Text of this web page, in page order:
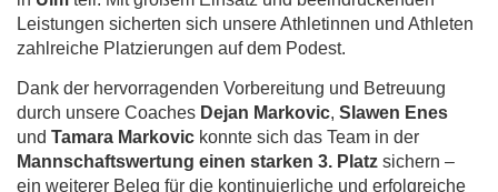
Leistungen sicherten sich unsere Athletinnen und Athleten
zahlreiche Platzierungen auf dem Podest.
Dank der hervorragenden Vorbereitung und Betreuung
durch unsere Coaches Dejan Markovic, Slawen Enes
und Tamara Markovic konnte sich das Team in der
Mannschaftswertung einen starken 3. Platz sichern –
ein weiterer Beleg für die kontinuierliche und erfolgreiche